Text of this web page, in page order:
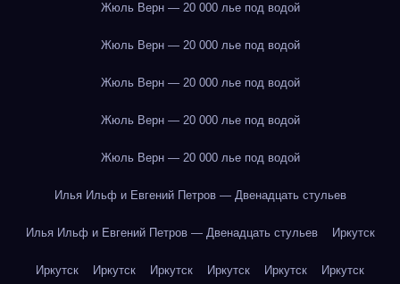
Жюль Верн — 20 000 лье под водой
Жюль Верн — 20 000 лье под водой
Жюль Верн — 20 000 лье под водой
Жюль Верн — 20 000 лье под водой
Жюль Верн — 20 000 лье под водой
Илья Ильф и Евгений Петров — Двенадцать стульев
Илья Ильф и Евгений Петров — Двенадцать стульев Иркутск
Иркутск Иркутск Иркутск Иркутск Иркутск Иркутск